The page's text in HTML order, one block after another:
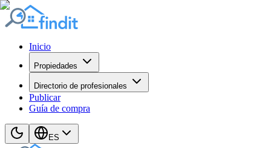
Inicio
Propiedades
Directorio de profesionales
Publicar
Guía de compra
ES